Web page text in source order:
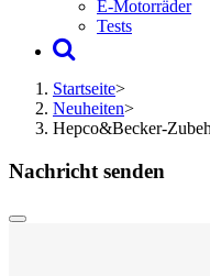
E-Motorräder
Tests
Startseite>
Neuheiten>
Hepco&Becker-
Nachricht senden